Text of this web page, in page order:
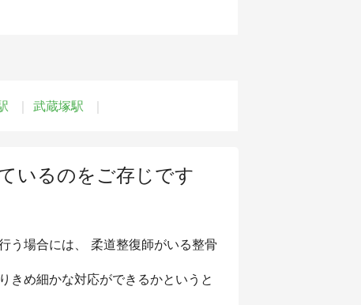
武蔵塚駅
いるのをご存じです
う場合には、 柔道整復師がいる整骨
きめ細かな対応ができるかというと